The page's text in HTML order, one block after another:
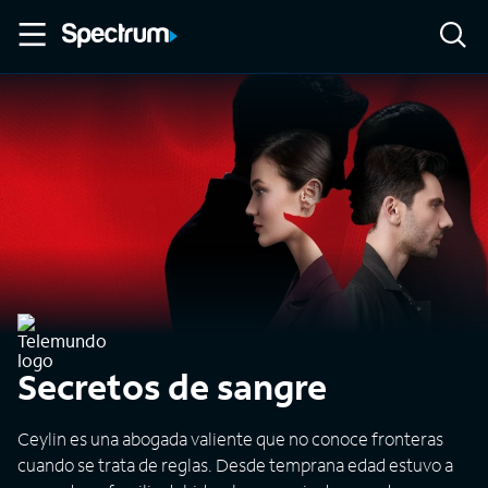
Secretos de sangre
Ceylin es una abogada valiente que no conoce fronteras
cuando se trata de reglas. Desde temprana edad estuvo a